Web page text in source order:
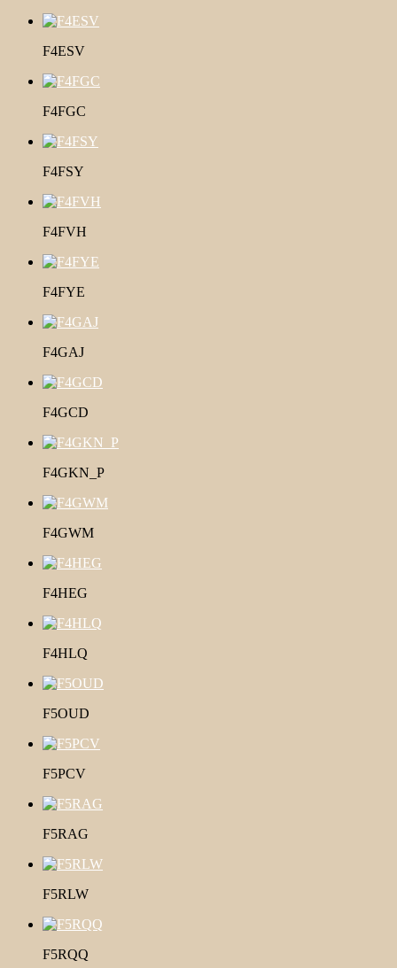
F4ESV
F4FGC
F4FSY
F4FVH
F4FYE
F4GAJ
F4GCD
F4GKN_P
F4GWM
F4HEG
F4HLQ
F5OUD
F5PCV
F5RAG
F5RLW
F5RQQ